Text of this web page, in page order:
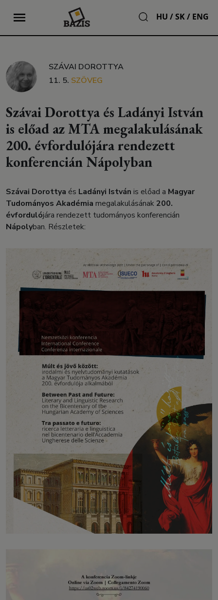
HU /SK/ ENG
SZÁVAI DOROTTYA
11. 5. SZÖVEG
Szávai Dorottya és Ladányi István
is előad az MTA megalakulásának
200. évfordulójára rendezett
konferencián Nápolyban
Szávai Dorottya és Ladányi István is előad a Magyar
Tudományos Akadémia megalakulásának200.
évfordulójára rendezett tudományos konferencián
Nápolyban. Részletek: